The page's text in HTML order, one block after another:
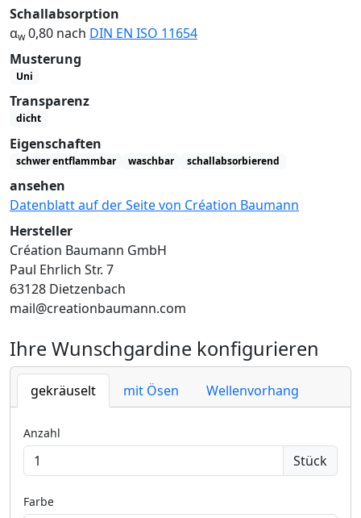
Schallabsorption
αw0,80 nach DIN EN ISO 11654
Musterung
Uni
Transparenz
dicht
Eigenschaften
schwer entflammbar waschbar schallabsorbierend
ansehen
Datenblatt auf der Seite von Création Baumann
Hersteller
Création Baumann GmbH
Paul Ehrlich Str. 7
63128 Dietzenbach
mail@creationbaumann.com
Ihre Wunschgardine konfigurieren
gekräuselt mit Ösen Wellenvorhang
Anzahl
Stück
Farbe